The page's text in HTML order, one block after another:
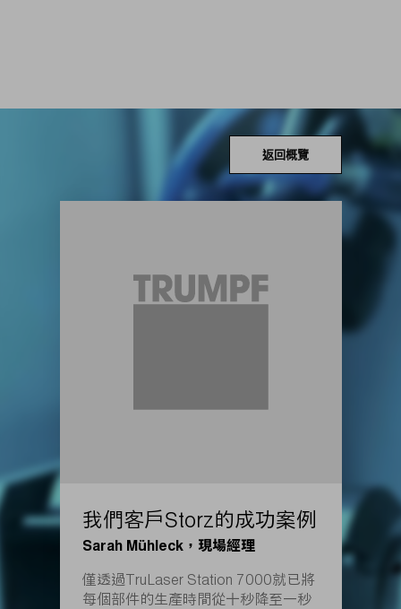
返回概覽
我們客戶Storz的成功案例
Sarah Mühleck，現場經理
僅透過TruLaser Station 7000就已將
每個部件的生產時間從十秒降至一秒